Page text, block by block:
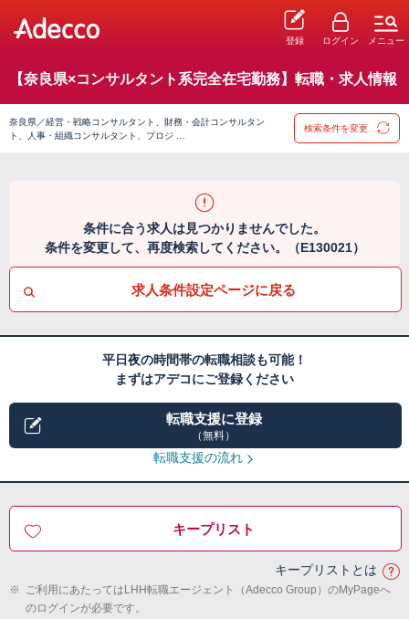
登録 ログイン メニュー
【奈良県×コンサルタント系完全在宅勤務】転職・求人情報
奈良県／経営・戦略コンサルタント、財務・会計コンサルタン
ト、人事・組織コンサルタント、プロジ …
検索条件を変更
条件に合う求人は見つかりませんでした。
条件を変更して、再度検索してください。（E130021）
求人条件設定ページに戻る
平日夜の時間帯の転職相談も可能！
まずはアデコにご登録ください
転職支援に登録
（無料）
転職支援の流れ
キープリスト
キープリストとは
※ ご利用にあたってはLHH転職エージェント（Adecco Group）のMyPageへ
のログインが必要です。